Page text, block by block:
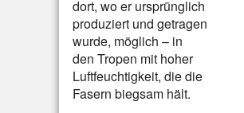
dort, wo er ursprünglich
produziert und getragen
wurde, möglich – in
den Tropen mit hoher
Luftfeuchtigkeit, die die
Fasern biegsam hält.